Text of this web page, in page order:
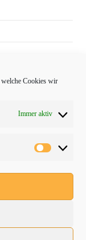
welche Cookies wir
Immer aktiv